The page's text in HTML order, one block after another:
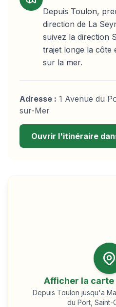
Depuis Toulon,
direction de La
suivez la direction
trajet longe la côte
sur la mer.
Adresse : 1 Avenue du
sur-Mer
Ouvrir l'itinéraire
Afficher la
Depuis Toulon jusqu'a
du Port, Saint-